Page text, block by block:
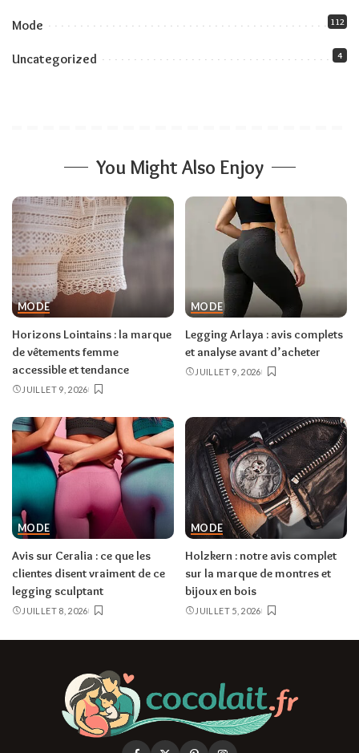
Mode 112
Uncategorized 4
You Might Also Enjoy
MODE
Horizons Lointains : la marque
de vêtements femme
accessible et tendance
JUILLET 9, 2026
MODE
Legging Arlaya : avis complets
et analyse avant d’acheter
JUILLET 9, 2026
MODE
Avis sur Ceralia : ce que les
clientes disent vraiment de ce
legging sculptant
JUILLET 8, 2026
MODE
Holzkern : notre avis complet
sur la marque de montres et
bijoux en bois
JUILLET 5, 2026